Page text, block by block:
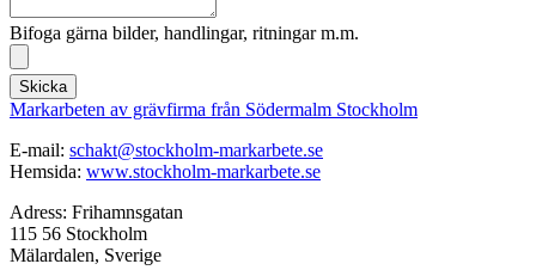
Bifoga gärna bilder, handlingar, ritningar m.m.
Skicka
Markarbeten av grävfirma från Södermalm Stockholm
E-mail: schakt@stockholm-markarbete.se
Hemsida: www.stockholm-markarbete.se
Adress: Frihamnsgatan
115 56 Stockholm
Mälardalen, Sverige